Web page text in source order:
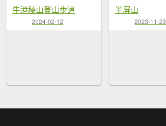
牛港稜山登山步道
2024-02-12
半屏山
2023-11-23